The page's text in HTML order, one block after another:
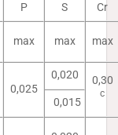
P S Cr
max max max
0,025
0,020 0,30
c
0,015